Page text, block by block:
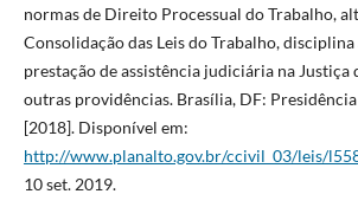
normas de Direito Processual do Trabalho,
Consolidação das Leis do Trabalho, disciplina
prestação de assistência judiciária na Justiça
outras providências. Brasília, DF:
[2018]. Disponível em:
http://www.planalto.gov.br/ccivil_03/leis/
10 set. 2019.